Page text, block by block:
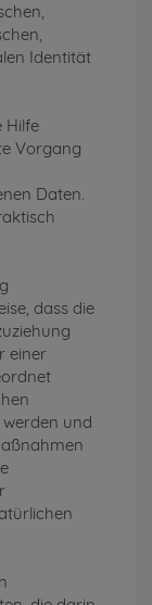
Identität
Hilfe
Vorgang
Daten.
dass die
einer
und